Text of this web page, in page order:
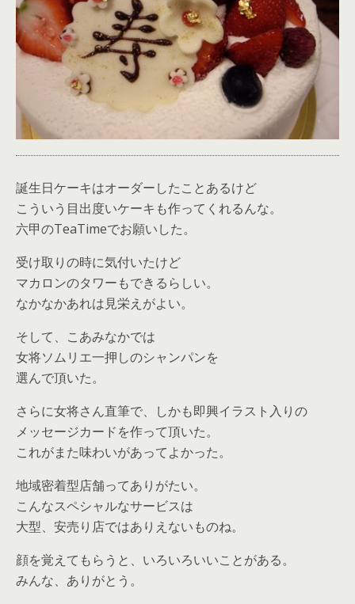
誕生日ケーキはオーダーしたことあるけど
こういう目出度いケーキも作ってくれるんな。
六甲のTeaTimeでお願いした。
受け取りの時に気付いたけど
マカロンのタワーもできるらしい。
なかなかあれは見栄えがよい。
そして、こあみなかでは
女将ソムリエ一押しのシャンパンを
選んで頂いた。
さらに女将さん直筆で、しかも即興イラスト入りの
メッセージカードを作って頂いた。
これがまた味わいがあってよかった。
地域密着型店舗ってありがたい。
こんなスペシャルなサービスは
大型、安売り店ではありえないものね。
顔を覚えてもらうと、いろいろいいことがある。
みんな、ありがとう。